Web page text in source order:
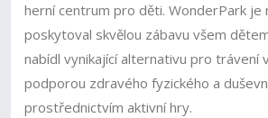
herní centrum pro děti. WonderPark je
poskytoval skvělou zábavu všem
nabídl vynikající alternativu pro trávení
podporou zdravého fyzického a
prostřednictvím aktivní hry.